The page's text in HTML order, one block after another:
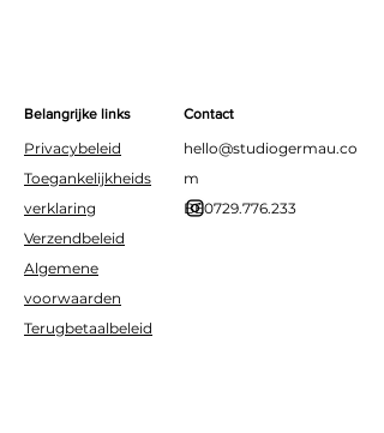
Belangrijke links
Privacybeleid
Toegankelijkheids
verklaring
Verzendbeleid
Algemene
voorwaarden
Terugbetaalbeleid
Contact
hello@studiogermau.co
m
BE0729.776.233